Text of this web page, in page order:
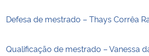
Defesa de mestrado – Thays Corrêa
Qualificação de mestrado – Vanessa